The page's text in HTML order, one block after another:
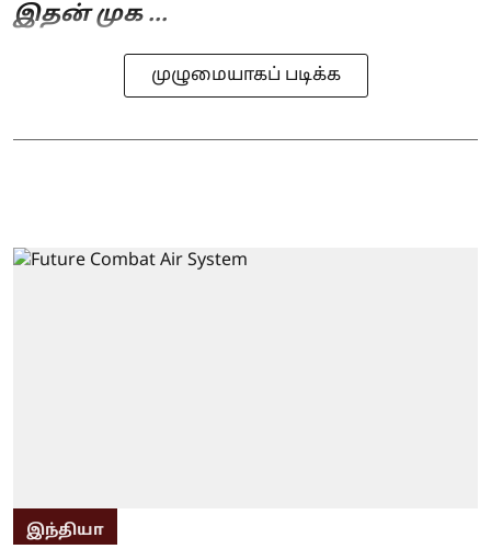
இதன் முக ...
முழுமையாகப் படிக்க
இந்தியா